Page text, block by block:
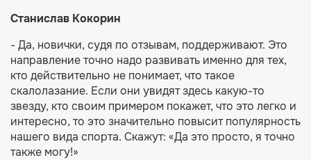
Станислав Кокорин
- Да, новички, судя по отзывам, поддерживают. Это
направление точно надо развивать именно для тех,
кто действительно не понимает, что такое
скалолазание. Если они увидят здесь какую-то
звезду, кто своим примером покажет, что это легко и
интересно, то это значительно повысит популярность
нашего вида спорта. Скажут: «Да это просто, я точно
также могу!»